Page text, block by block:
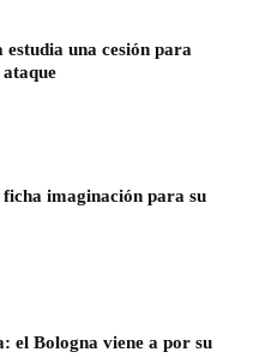
una cesión para
ficha imaginación para su
el Bologna viene a por su